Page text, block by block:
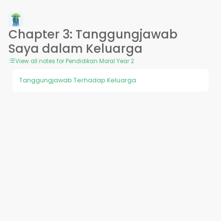
Chapter 3: Tanggungjawab
Saya dalam Keluarga
View all notes for Pendidikan Moral Year 2
Tanggungjawab Terhadap Keluarga